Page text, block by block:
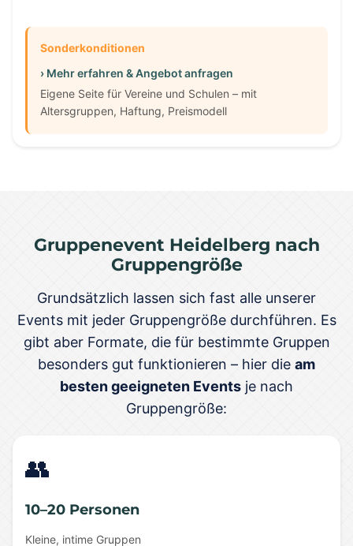
Sonderkonditionen
› Mehr erfahren & Angebot anfragen
Eigene Seite für Vereine und Schulen – mit
Altersgruppen, Haftung, Preismodell
Gruppenevent Heidelberg nach
Gruppengröße
Grundsätzlich lassen sich fast alle unserer
Events mit jeder Gruppengröße durchführen. Es
gibt aber Formate, die für bestimmte Gruppen
besonders gut funktionieren – hier die am
besten geeigneten Events je nach
Gruppengröße:
👥
10–20 Personen
Kleine, intime Gruppen